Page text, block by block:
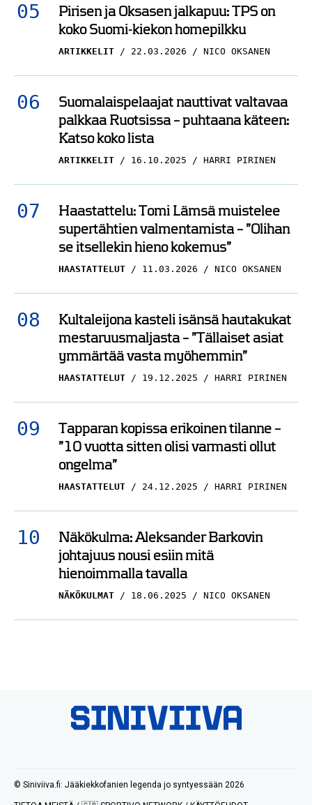
Pirisen ja Oksasen jalkapuu: TPS on
koko Suomi-kiekon homepilkku
ARTIKKELIT 22.03.2026 NICO OKSANEN
Suomalaispelaajat nauttivat valtavaa
palkkaa Ruotsissa – puhtaana käteen:
Katso koko lista
ARTIKKELIT 16.10.2025 HARRI PIRINEN
Haastattelu: Tomi Lämsä muistelee
supertähtien valmentamista – ”Olihan
se itsellekin hieno kokemus”
HAASTATTELUT 11.03.2026 NICO OKSANEN
Kultaleijona kasteli isänsä hautakukat
mestaruusmaljasta – ”Tällaiset asiat
ymmärtää vasta myöhemmin”
HAASTATTELUT 19.12.2025 HARRI PIRINEN
Tapparan kopissa erikoinen tilanne –
”10 vuotta sitten olisi varmasti ollut
ongelma”
HAASTATTELUT 24.12.2025 HARRI PIRINEN
Näkökulma: Aleksander Barkovin
johtajuus nousi esiin mitä
hienoimmalla tavalla
NÄKÖKULMAT 18.06.2025 NICO OKSANEN
© Siniviiva.fi: Jääkiekkofanien legenda jo syntyessään 2026